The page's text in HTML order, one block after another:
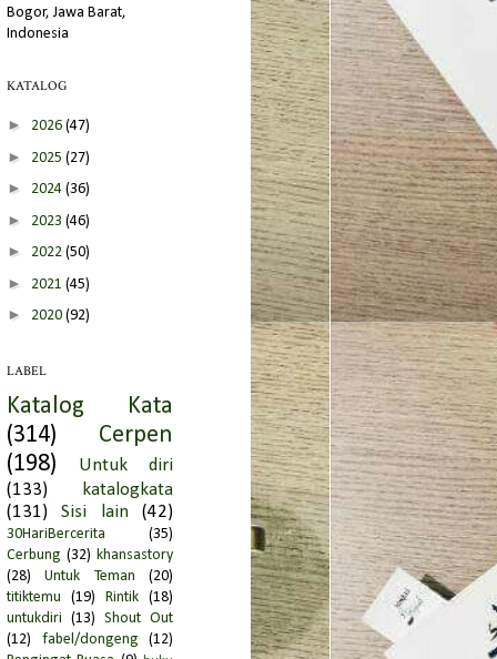
Bogor, Jawa Barat,
Indonesia
KATALOG
► 2026 (47)
► 2025 (27)
► 2024 (36)
► 2023 (46)
► 2022 (50)
► 2021 (45)
► 2020 (92)
▼2018
►Desember (4)
►November(4)
►Oktober(10)
► September (4)
►Agustus(2)
►Juli(8)
►Juni(21)
►Mei(17)
LABEL
Katalog Kata
(314)
Cerpen
(198)
Untuk diri
(133)
katalogkata
(131)
Sisi lain (42)
30HariBercerita
(35)
Cerbung (32) khansastory
(28)
Untuk Teman
(20)
titiktemu
(19) Rintik (18)
untukdiri (13) Shout Out
(12)
fabel/dongeng
(12)